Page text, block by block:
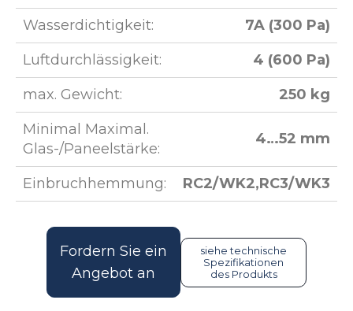
Wasserdichtigkeit:
7A (300 Pa)
Luftdurchlässigkeit:
4 (600 Pa)
max. Gewicht:
250 kg
Minimal Maximal.
Glas-/Paneelstärke:
4…52 mm
Einbruchhemmung: RC2/WK2,RC3/WK3
Fordern Sie ein
Angebot an
siehe technische
Spezifikationen
des Produkts